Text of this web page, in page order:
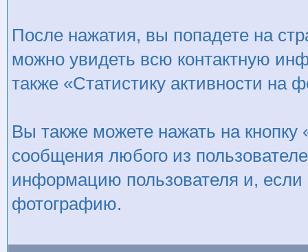
После нажатия, вы попадете на
можно увидеть всю контактную
также «Статистику активности на
Вы также можете нажать на
сообщения любого из
информацию пользователя и,
фотографию.